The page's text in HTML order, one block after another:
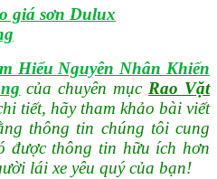
giá sơn Dulux
Hiểu Nguyên Nhân Khiến
của chuyên mụcRao Vặt
tiết, hãy tham khảo bài viết
thông tin chúng tôi cung
được thông tin hữu ích hơn
lái xe yêu quý của bạn!